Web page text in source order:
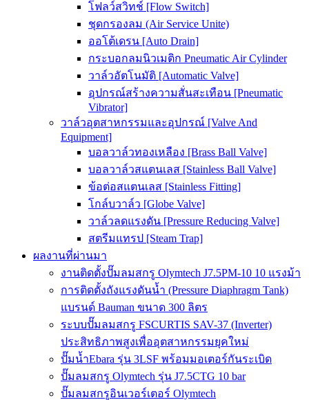
โฟลว์สวิทช์ [Flow Switch]
ชุดกรองลม (Air Service Unite)
ออโต้เดรน [Auto Drain]
กระบอกลมนิวเมติก Pneumatic Air Cylinder
วาล์วอัตโนมัติ [Automatic Valve]
อุปกรณ์สร้างความสั่นสะเทือน [Pneumatic
Vibrator]
วาล์วอุตสาหกรรมและอุปกรณ์ [Valve And
Equipment]
บอลวาล์วทองเหลือง [Brass Ball Valve]
บอลวาล์วสแตนเลส [Stainless Ball Valve]
ข้อต่อสแตนเลส [Stainless Fitting]
โกล์บวาล์ว [Globe Valve]
วาล์วลดแรงดัน [Pressure Reducing Valve]
สตรีมแทรป [Steam Trap]
ผลงานที่ผ่านมา
งานติดตั้งปั๊มลมสกรู Olymtech J7.5PM-10 10 แรงม้า
การติดตั้งถังแรงดันน้ำ (Pressure Diaphragm Tank)
แบรนด์ Bauman ขนาด 300 ลิตร
ระบบปั๊มลมสกรู FSCURTIS SAV-37 (Inverter)
ประสิทธิภาพสูงเพื่ออุตสาหกรรมยุคใหม่
ปั๊มน้ำEbara รุ่น 3LSF พร้อมมอเตอร์กันระเบิด
ปั๊มลมสกรู Olymtech รุ่น J7.5CTG 10 bar
ปั๊มลมสกรูอินเวอร์เตอร์ Olymtech